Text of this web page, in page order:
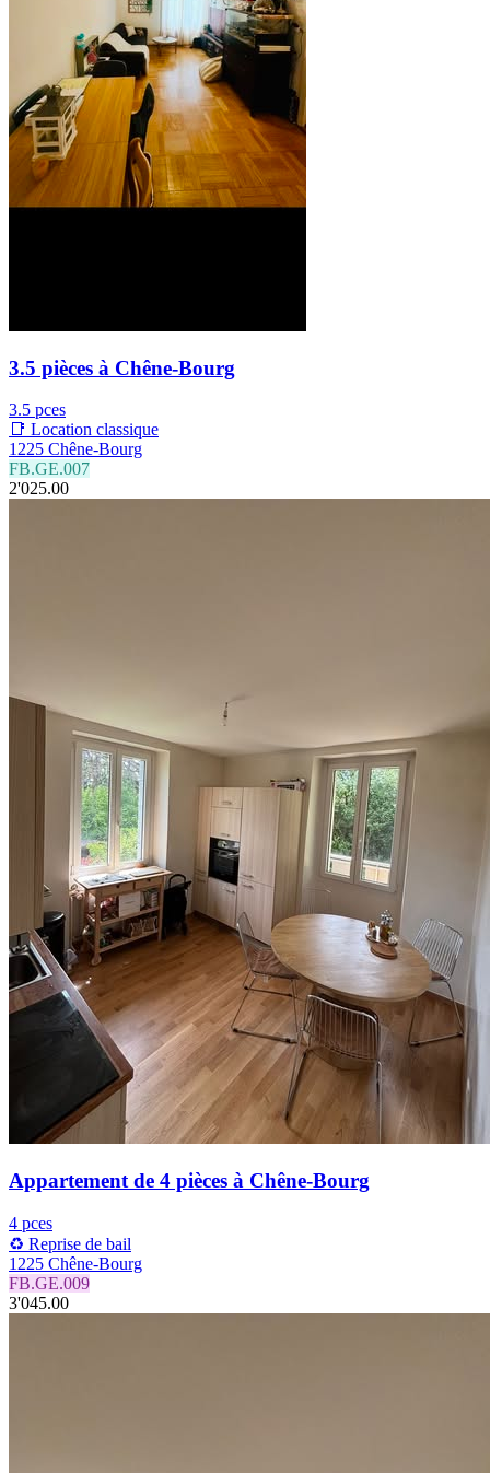
3.5 pièces à Chêne-Bourg
3.5 pces
📑 Location classique
1225 Chêne-Bourg
FB.GE.007
2'025.00
Appartement de 4 pièces à Chêne-Bourg
4 pces
♻️ Reprise de bail
1225 Chêne-Bourg
FB.GE.009
3'045.00